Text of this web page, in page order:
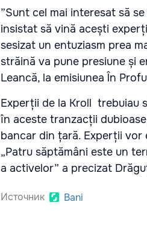
”Sunt cel mai interesat să
insistat să vină acești
sesizat un entuziasm prea
străină va pune presiune și
Leancă, la emisiunea În
Experții de la Kroll trebuiau
în aceste tranzacții
bancar din țară. Experții
„Patru săptămâni este un
a activelor” a precizat
Источник Bani